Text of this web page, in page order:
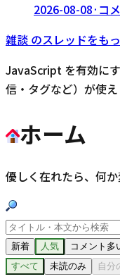
2026-08-08· コ
雑談 のスレッドをも
JavaScript を有効に
信・タグなど）が使え
ホーム
優しく在れたら、何
新着 人気
コメント多
すべて
未読のみ 自分